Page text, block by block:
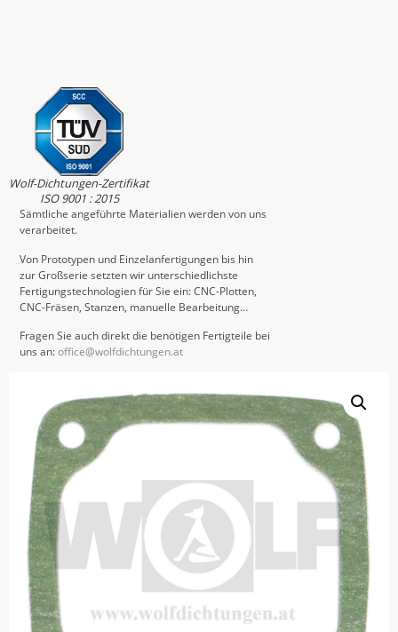
Wolf-Dichtungen-Zertifikat
ISO 9001 : 2015
Sämtliche angeführte Materialien werden von uns
verarbeitet.
Von Prototypen und Einzelanfertigungen bis hin
zur Großserie setzten wir unterschiedlichste
Fertigungstechnologien für Sie ein: CNC-Plotten,
CNC-Fräsen, Stanzen, manuelle Bearbeitung…
Fragen Sie auch direkt die benötigen Fertigteile bei
uns an:office@wolfdichtungen.at